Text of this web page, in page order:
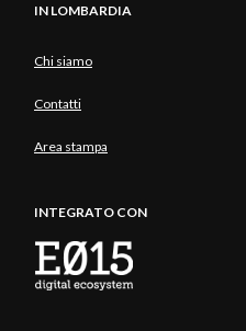
IN LOMBARDIA
Chi siamo
Contatti
Area stampa
INTEGRATO CON